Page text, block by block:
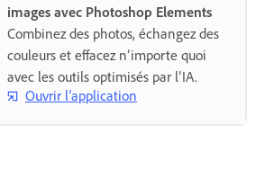
images avec Photoshop Elements
Combinez des photos, échangez des
couleurs et effacez n’importe quoi
avec les outils optimisés par l’IA.
Ouvrir l’application